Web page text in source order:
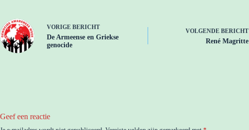
VORIGE BERICHT
De Armeense en Griekse
genocide
VOLGENDE BERICHT
René Magritte
Geef een reactie